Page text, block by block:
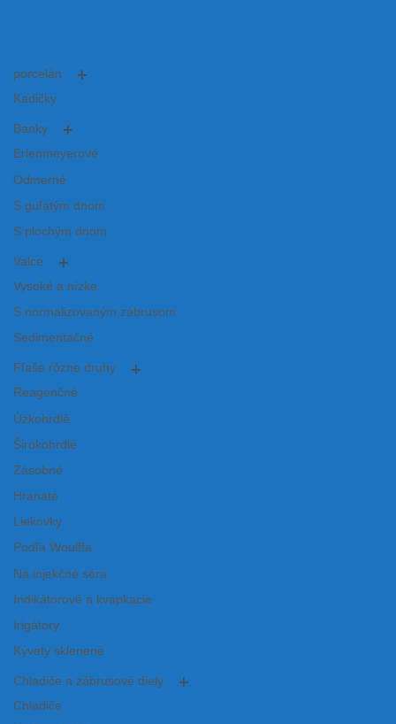
porcelán
Kadičky
Banky
Erlenmeyerové
Odmerné
S guľatým dnom
S plochým dnom
Valce
Vysoké a nízke
S normalizovaným zábrusom
Sedimentačné
Fľaše rôzne druhy
Reagenčné
Úzkohrdlé
Širokohrdlé
Zásobné
Hranaté
Liekovky
Podľa Woulffa
Na injekčné séra
Indikátorové a kvapkacie
Irigátory
Kyvety sklenené
Chladiče a zábrusové diely
Chladiče